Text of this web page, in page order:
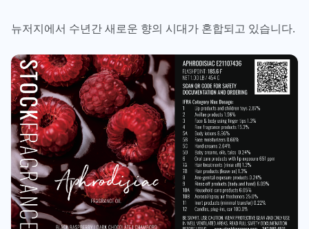
뉴저지에서 수년간 새로운 향의 시대가 혼합되고 있습니다.